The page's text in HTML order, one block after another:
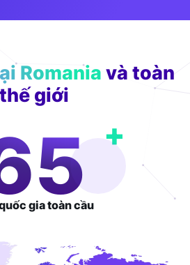
Romania và toàn
thế giới
+
giatoàn cầu